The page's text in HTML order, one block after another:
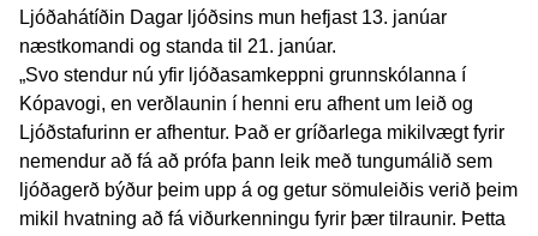
Ljóðahátíðin Dagar ljóðsins mun hefjast 13. janúar
næstkomandi og standa til 21. janúar.
„Svo stendur nú yfir ljóðasamkeppni grunnskólanna í
Kópavogi, en verðlaunin í henni eru afhent um leið og
Ljóðstafurinn er afhentur. Það er gríðarlega mikilvægt fyrir
nemendur að fá að prófa þann leik með tungumálið sem
ljóðagerð býður þeim upp á og getur sömuleiðis verið þeim
mikil hvatning að fá viðurkenningu fyrir þær tilraunir. Þetta